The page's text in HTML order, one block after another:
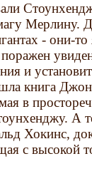
Мерлину.
- они-
и
книга
в
А
Хокинс,
с высокой